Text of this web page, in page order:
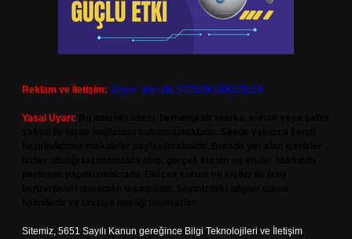
Reklam ve İletişim: Skype: live:.cid.575569c608265c69
Yasal Uyarı:
Sitemiz, 5651 Sayılı Kanun gereğince Bilgi Teknolojileri ve İletişim